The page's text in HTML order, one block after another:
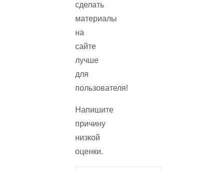
сделать
материалы
на
сайте
лучше
для
пользователя!
Напишите
причину
низкой
оценки.